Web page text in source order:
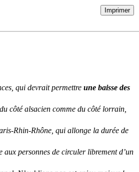
Imprimer
qui devrait permettreune baisse des
côté alsacien comme du côté lorrain,
Rhin-Rhône, qui allonge la durée de
personnes de circuler librement d’un